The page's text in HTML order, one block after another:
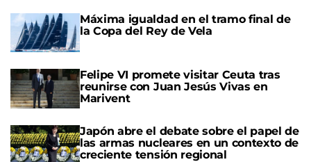
Máxima igualdad en el tramo final de
la Copa del Rey de Vela
Felipe VI promete visitar Ceuta tras
reunirse con Juan Jesús Vivas en
Marivent
Japón abre el debate sobre el papel de
las armas nucleares en un contexto de
creciente tensión regional